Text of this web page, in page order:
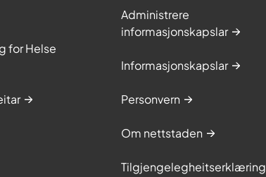
for Helse
Administrere
informasjonskapslar
Informasjonskapslar
Personvern
Om nettstaden
Tilgjengelegheitserklæring